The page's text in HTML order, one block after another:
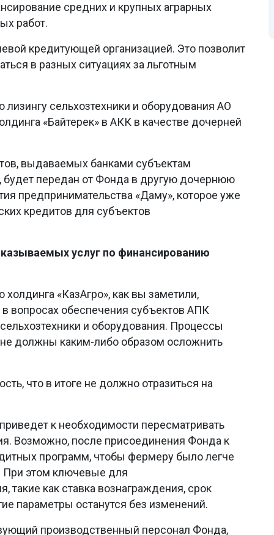
средних и крупных аграрных
работ.
кредитующей организацией. Это позволит
в разных ситуациях за льготным
сельхозтехники и оборудования АО
«Байтерек» в АКК в качестве дочерней
выдаваемых банками субъектам
передан от Фонда в другую дочернюю
предпринимательства «Даму», которое уже
кредитов для субъектов
услуг по финансированию
«КазАгро», как вы заметили,
вопросах обеспечения субъектов АПК
и оборудования. Процессы
должны каким-либо образом осложнить
что в итоге не должно отразиться на
к необходимости пересматривать
Возможно, после присоединения Фонда к
программ, чтобы фермеру было легче
При этом ключевые для
такие как ставка вознаграждения, срок
параметры останутся без изменений.
производственный персонал Фонда,